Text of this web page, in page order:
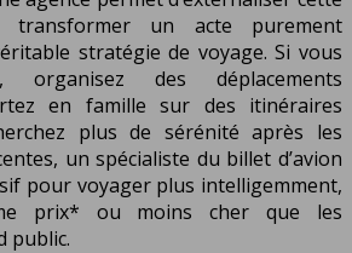
transformer un acte purement
stratégie de voyage. Si vous
organisez des déplacements
en famille sur des itinéraires
plus de sérénité après les
un spécialiste du billet d’avion
pour voyager plus intelligemment,
prix* ou moins cher que les
public.